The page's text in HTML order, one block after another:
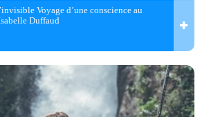
Voyage d’une conscience au
Duffaud